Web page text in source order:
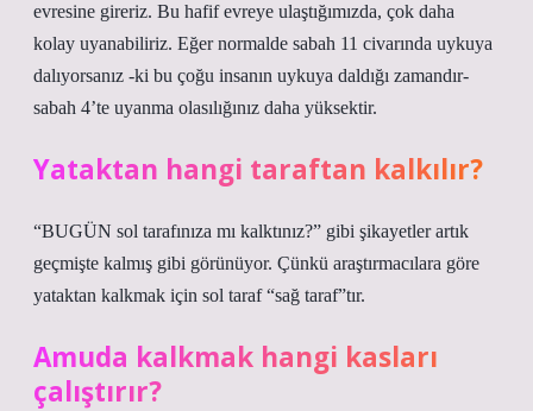
evresine gireriz. Bu hafif evreye ulaştığımızda, çok daha
kolay uyanabiliriz. Eğer normalde sabah 11 civarında uykuya
dalıyorsanız -ki bu çoğu insanın uykuya daldığı zamandır-
sabah 4’te uyanma olasılığınız daha yüksektir.
Yataktan hangi taraftan kalkılır?
“BUGÜN sol tarafınıza mı kalktınız?” gibi şikayetler artık
geçmişte kalmış gibi görünüyor. Çünkü araştırmacılara göre
yataktan kalkmak için sol taraf “sağ taraf”tır.
Amuda kalkmak hangi kasları
çalıştırır?